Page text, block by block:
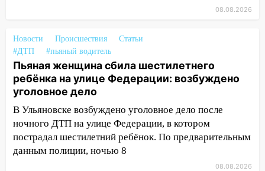
сохранятся 9 августа
13:15
Трижды «брал в долг» без спроса:
житель Вешкаймского района похитил у
знакомого 191 тысячу рублей
13:14 Ураган оторвал светофор на
проспекте Филатова в Ульяновске
13:12 Дерево пробило крышу дома на
Новгородской в Ульяновске и рухнуло
08.08.2026
Новости Происшествия
Статьи
#ДТП
#пьяный водитель
Пьяная женщина сбила шестилетнего
ребёнка на улице Федерации: возбуждено
уголовное дело
В Ульяновске возбуждено уголовное дело после
ночного ДТП на улице Федерации, в котором
пострадал шестилетний ребёнок. По предварительным
данным полиции, ночью 8
08.08.2026